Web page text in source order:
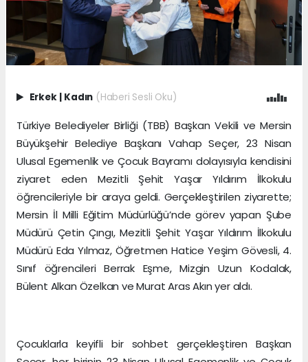
Erkek | Kadın (Haberi Sesli Oku)
Türkiye Belediyeler Birliği (TBB) Başkan Vekili ve Mersin
Büyükşehir Belediye Başkanı Vahap Seçer, 23 Nisan
Ulusal Egemenlik ve Çocuk Bayramı dolayısıyla kendisini
ziyaret eden Mezitli Şehit Yaşar Yıldırım İlkokulu
öğrencileriyle bir araya geldi. Gerçekleştirilen ziyarette;
Mersin İl Milli Eğitim Müdürlüğü’nde görev yapan Şube
Müdürü Çetin Çıngı, Mezitli Şehit Yaşar Yıldırım İlkokulu
Müdürü Eda Yılmaz, Öğretmen Hatice Yeşim Gövesli, 4.
Sınıf öğrencileri Berrak Eşme, Mizgin Uzun Kodalak,
Bülent Alkan Özelkan ve Murat Aras Akın yer aldı.
Çocuklarla keyifli bir sohbet gerçekleştiren Başkan